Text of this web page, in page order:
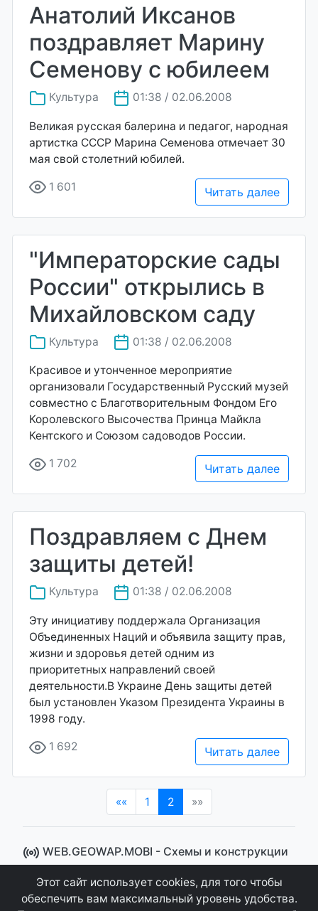
Анатолий Иксанов
поздравляет Марину
Семенову с юбилеем
Культура 01:38 / 02.06.2008
Великая русская балерина и педагог, народная
артистка СССР Марина Семенова отмечает 30
мая свой столетний юбилей.
1 601 Читать далее
"Императорские сады
России" открылись в
Михайловском саду
Культура 01:38 / 02.06.2008
Красивое и утонченное мероприятие
организовали Государственный Русский музей
совместно с Благотворительным Фондом Его
Королевского Высочества Принца Майкла
Кентского и Союзом садоводов России.
1 702 Читать далее
Поздравляем с Днем
защиты детей!
Культура 01:38 / 02.06.2008
Эту инициативу поддержала Организация
Объединенных Наций и объявила защиту прав,
жизни и здоровья детей одним из
приоритетных направлений своей
деятельности.В Украине День защиты детей
был установлен Указом Президента Украины в
1998 году.
1 692 Читать далее
«« 1 2(current)
»»
WEB.GEOWAP.MOBI - Cхемы и конструкции
© 2008 - 2021
Сайт управляется системой "MKateCMS" от Ray
Icemont.
Этот сайт использует cookies, для того чтобы
обеспечить вам максимальный уровень удобства.